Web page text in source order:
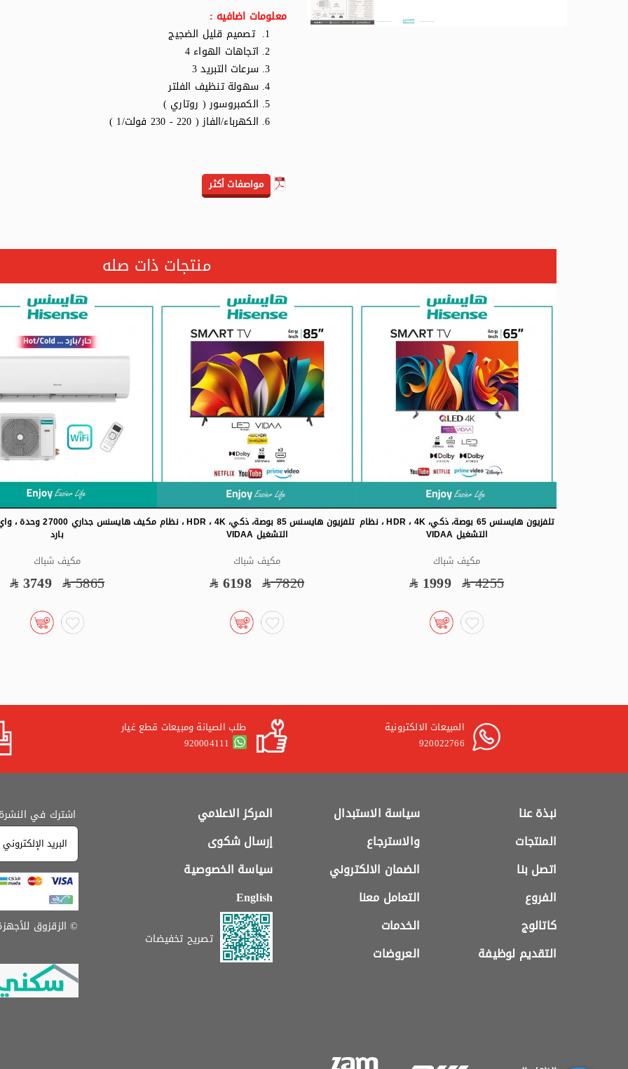
معلومات اضافيه :
تصميم قليل الضجيج
اتجاهات الهواء 4
سرعات التبريد 3
سهولة تنظيف الفلتر
الكمبروسور ( روتاري )
الكهرباء/الفاز ( 220 - 230 فولت/1 )
مواصفات أكثر
منتجات ذات صله
تلفزيون هايسنس 65 بوصة، ذكي، HDR ، 4K ، نظام
التشغيل VIDAA
مكيف شباك
4255
1999
تلفزيون هايسنس 85 بوصة، ذكي، HDR ، 4K ، نظام
التشغيل VIDAA
مكيف شباك
7820
6198
مكيف هايسنس جداري
بارد
مكيف شباك
5865
3749
المبيعات الالكترونية
920022766
طلب الصيانة ومبيعات قطع غيار
920004111
نبذة عنا
المنتجات
اتصل بنا
الفروع
كاتالوج
التقديم لوظيفة
سياسة الاستبدال
والاسترجاع
الضمان الالكتروني
التعامل معنا
الخدمات
العروضات
المركز الاعلامي
إرسال شكوى
سياسة الخصوصية
English
تصريح تخفيضات
اشترك في النشرة
© الزقزوق للأجهزة